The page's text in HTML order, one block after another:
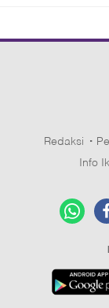
Redaksi
Info